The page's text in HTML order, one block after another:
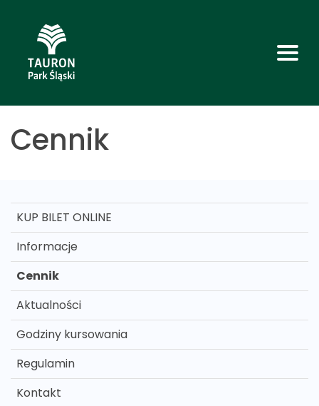
Cennik
KUP BILET ONLINE
Informacje
Cennik
Aktualności
Godziny kursowania
Regulamin
Kontakt